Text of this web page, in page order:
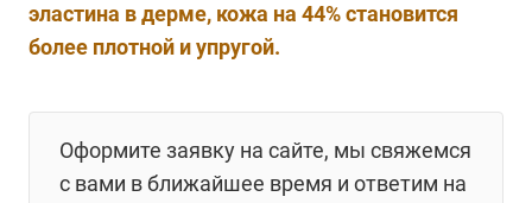
эластина в дерме, кожа на 44% становится
более плотной и упругой.
Оформите заявку на сайте, мы свяжемся
с вами в ближайшее время и ответим на